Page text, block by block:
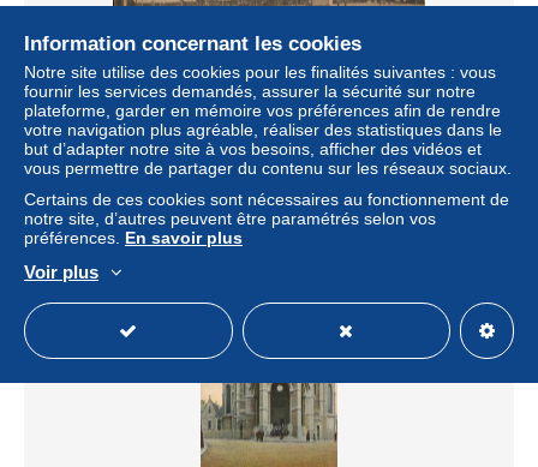
Tournai Hainaut La Grande Place Monument Tour Eglise
± 4,62 $US
Statut Professionnel
Information concernant les cookies
Notre site utilise des cookies pour les finalités suivantes : vous
fournir les services demandés, assurer la sécurité sur notre
plateforme, garder en mémoire vos préférences afin de rendre
votre navigation plus agréable, réaliser des statistiques dans le
but d’adapter notre site à vos besoins, afficher des vidéos et
vous permettre de partager du contenu sur les réseaux sociaux.
Certains de ces cookies sont nécessaires au fonctionnement de
notre site, d’autres peuvent être paramétrés selon vos
préférences. En savoir plus
Voir plus